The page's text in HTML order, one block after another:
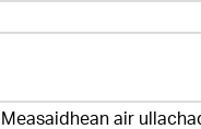
Measaidhean air